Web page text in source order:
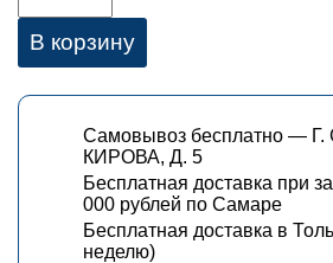
В корзину
Самовывоз бесплатно —
КИРОВА, Д. 5
Бесплатная доставка при
000 рублей по Самаре
Бесплатная доставка в
неделю)